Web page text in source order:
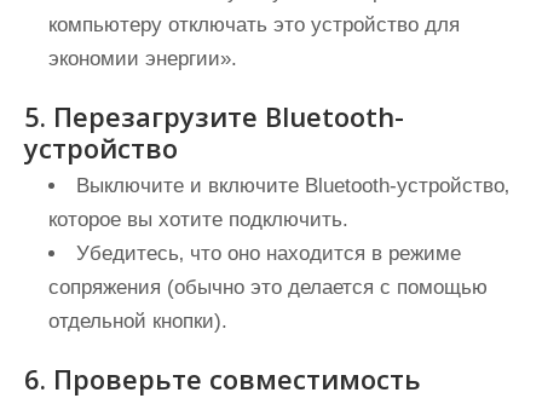
компьютеру отключать это устройство для
экономии энергии».
5. Перезагрузите Bluetooth-
устройство
Выключите и включите Bluetooth-устройство‚
которое вы хотите подключить.
Убедитесь‚ что оно находится в режиме
сопряжения (обычно это делается с помощью
отдельной кнопки).
6. Проверьте совместимость